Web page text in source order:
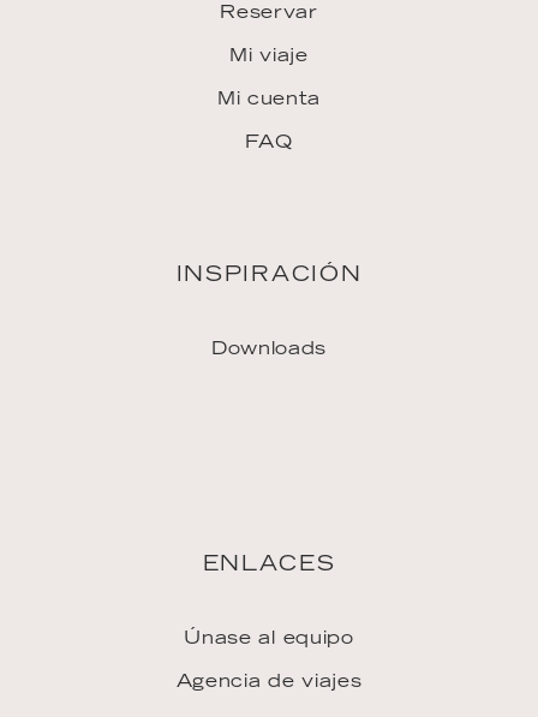
Downloads